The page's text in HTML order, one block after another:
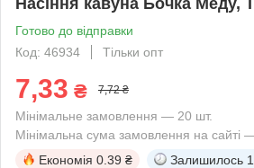
Готово до відправки
Код: 46934
Тільки опт
7,33 ₴ 7,72 ₴
Мінімальне замовлення — 20 шт.
Мінімальна сума замовлення на сайті
Економія 0.39 ₴ Залишилось